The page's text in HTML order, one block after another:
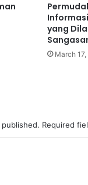
yang
March
Required